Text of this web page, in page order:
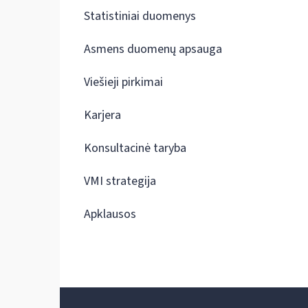
Statistiniai duomenys
Asmens duomenų apsauga
Viešieji pirkimai
Karjera
Konsultacinė taryba
VMI strategija
Apklausos